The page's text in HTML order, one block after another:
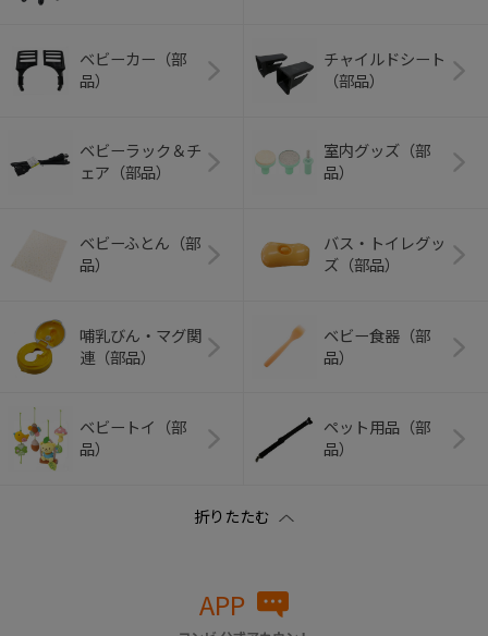
ベビーカー（部
品）
チャイルドシート
（部品）
ベビーラック＆チ
ェア（部品）
室内グッズ（部
品）
ベビーふとん（部
品）
バス・トイレグッ
ズ（部品）
哺乳びん・マグ関
連（部品）
ベビー食器（部
品）
ベビートイ（部
品）
ペット用品（部
品）
APP